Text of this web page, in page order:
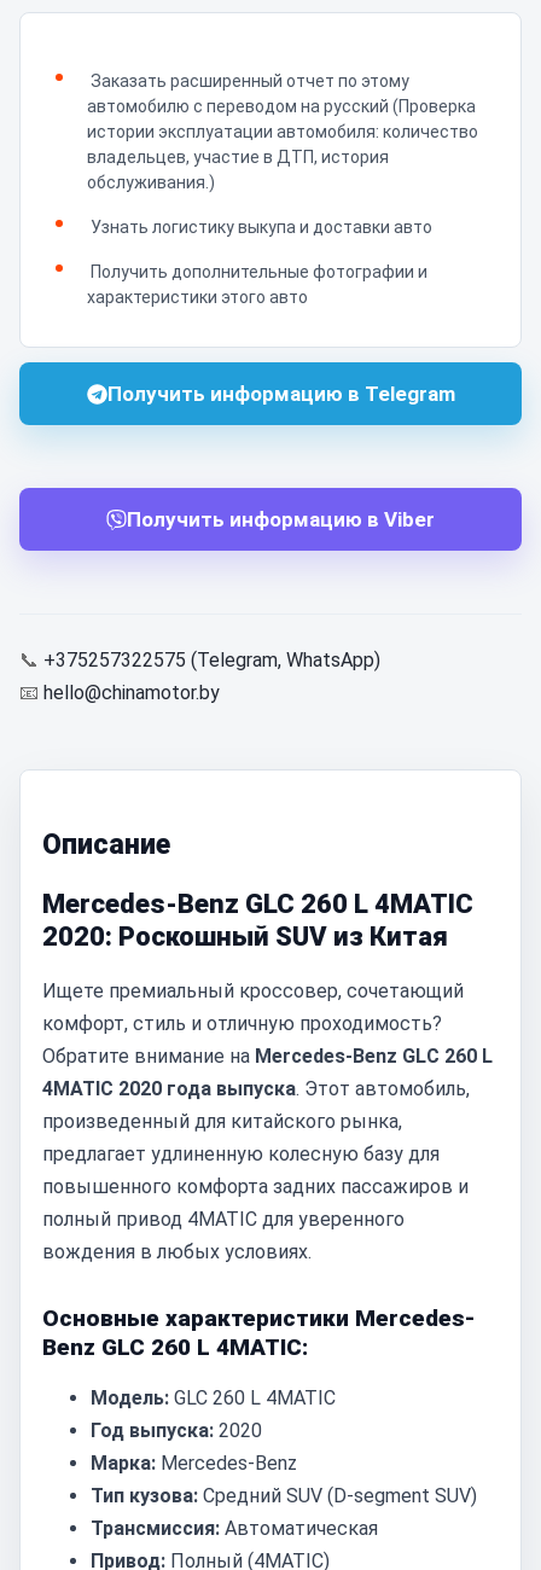
Заказать расширенный отчет по этому
автомобилю с переводом на русский (Проверка
истории эксплуатации автомобиля: количество
владельцев, участие в ДТП, история
обслуживания.)
Узнать логистику выкупа и доставки авто
Получить дополнительные фотографии и
характеристики этого авто
Получить информацию в Telegram
Получить информацию в Viber
📞 +375257322575 (Telegram, WhatsApp)
📧 hello@chinamotor.by
Описание
Mercedes-Benz GLC 260 L 4MATIC
2020: Роскошный SUV из Китая
Ищете премиальный кроссовер, сочетающий
комфорт, стиль и отличную проходимость?
Обратите внимание на Mercedes-Benz GLC 260 L
4MATIC 2020 года выпуска. Этот автомобиль,
произведенный для китайского рынка,
предлагает удлиненную колесную базу для
повышенного комфорта задних пассажиров и
полный привод 4MATIC для уверенного
вождения в любых условиях.
Основные характеристики Mercedes-
Benz GLC 260 L 4MATIC:
Модель: GLC 260 L 4MATIC
Год выпуска: 2020
Марка: Mercedes-Benz
Тип кузова: Средний SUV (D-segment SUV)
Трансмиссия: Автоматическая
Привод: Полный (4MATIC)